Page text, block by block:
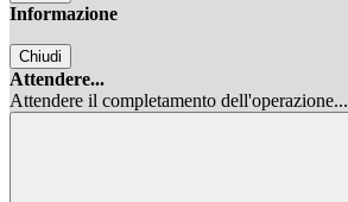
Informazione
Chiudi
Attendere...
Attendere il completamento dell'operazione...